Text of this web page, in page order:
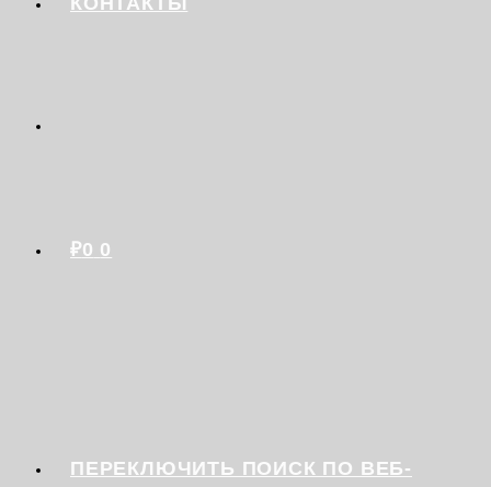
₽0 0
ПЕРЕКЛЮЧИТЬ ПОИСК ПО ВЕБ-